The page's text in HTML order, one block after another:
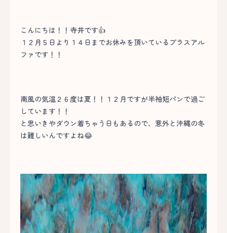
こんにちは！！寺井です👍
１２月５日より１４日までお休みを頂いているプラスアル
ファです！！
南風の気温２６度は夏！！１２月ですが半袖短パンで過ご
しています！！
と思いきやダウン着ちゃう日もあるので、意外と沖縄の冬
は難しいんですよね😂